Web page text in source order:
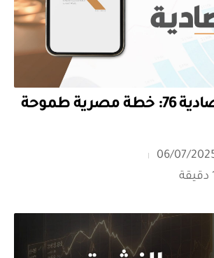
النشرة الاقتصادية 76: خطة مصرية طموحة
06/07/